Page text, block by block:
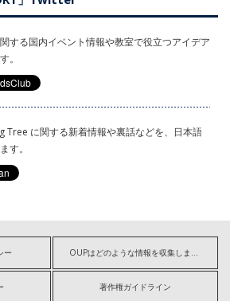
する国内イベント情報や教室で役立つアイデア
。
Tree に関する新着情報や裏話などを、日本語
す。
ー OUPはどのような情報を収集しますか?
著作権ガイドライン